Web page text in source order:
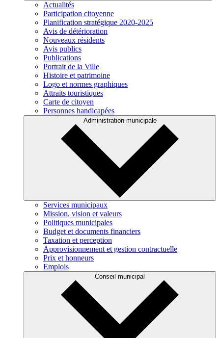
Actualités
Participation citoyenne
Planification stratégique 2020-2025
Avis de détérioration
Nouveaux résidents
Avis publics
Publications
Portrait de la Ville
Histoire et patrimoine
Logo et normes graphiques
Attraits touristiques
Carte de citoyen
Personnes handicapées
Administration municipale
Services municipaux
Mission, vision et valeurs
Politiques municipales
Budget et documents financiers
Taxation et perception
Approvisionnement et gestion contractuelle
Prix et honneurs
Emplois
Conseil municipal